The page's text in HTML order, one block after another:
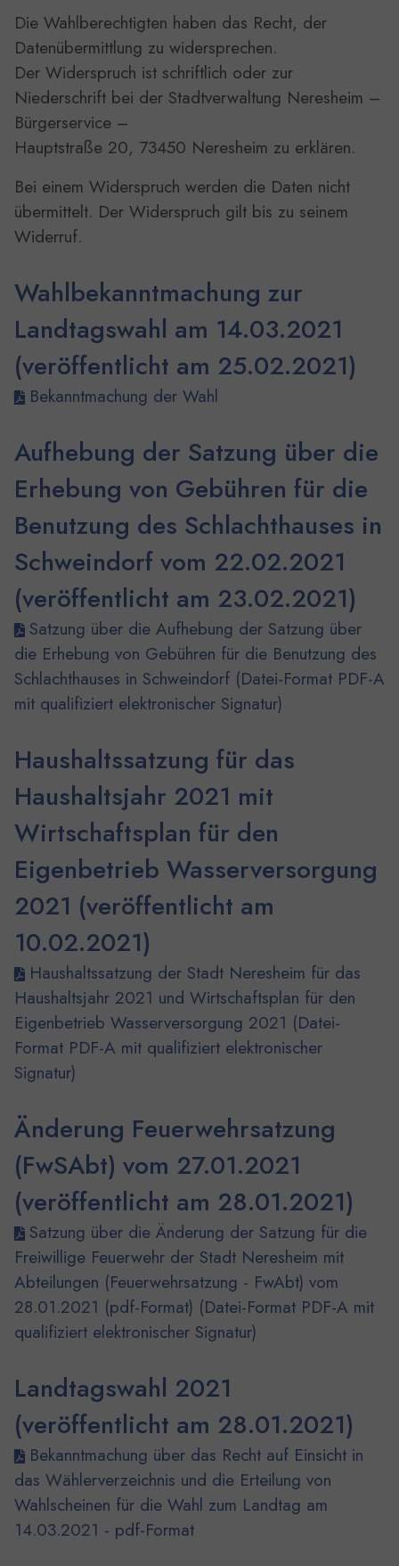
Die Wahlberechtigten haben das Recht, der
Datenübermittlung zu widersprechen.
Der Widerspruch ist schriftlich oder zur
Niederschrift bei der Stadtverwaltung Neresheim –
Bürgerservice –
Hauptstraße 20, 73450 Neresheim zu erklären.
Bei einem Widerspruch werden die Daten nicht
übermittelt. Der Widerspruch gilt bis zu seinem
Widerruf.
Wahlbekanntmachung zur
Landtagswahl am 14.03.2021
(veröffentlicht am 25.02.2021)
Bekanntmachung der Wahl
Aufhebung der Satzung über die
Erhebung von Gebühren für die
Benutzung des Schlachthauses in
Schweindorf vom 22.02.2021
(veröffentlicht am 23.02.2021)
Satzung über die Aufhebung der Satzung über
die Erhebung von Gebühren für die Benutzung des
Schlachthauses in Schweindorf (Datei-Format PDF-A
mit qualifiziert elektronischer Signatur)
Haushaltssatzung für das
Haushaltsjahr 2021 mit
Wirtschaftsplan für den
Eigenbetrieb Wasserversorgung
2021 (veröffentlicht am
10.02.2021)
Haushaltssatzung der Stadt Neresheim für das
Haushaltsjahr 2021 und Wirtschaftsplan für den
Eigenbetrieb Wasserversorgung 2021 (Datei-
Format PDF-A mit qualifiziert elektronischer
Signatur)
Änderung Feuerwehrsatzung
(FwSAbt) vom 27.01.2021
(veröffentlicht am 28.01.2021)
Satzung über die Änderung der Satzung für die
Freiwillige Feuerwehr der Stadt Neresheim mit
Abteilungen (Feuerwehrsatzung - FwAbt) vom
28.01.2021 (pdf-Format) (Datei-Format PDF-A mit
qualifiziert elektronischer Signatur)
Landtagswahl 2021
(veröffentlicht am 28.01.2021)
Bekanntmachung über das Recht auf Einsicht in
das Wählerverzeichnis und die Erteilung von
Wahlscheinen für die Wahl zum Landtag am
14.03.2021 - pdf-Format